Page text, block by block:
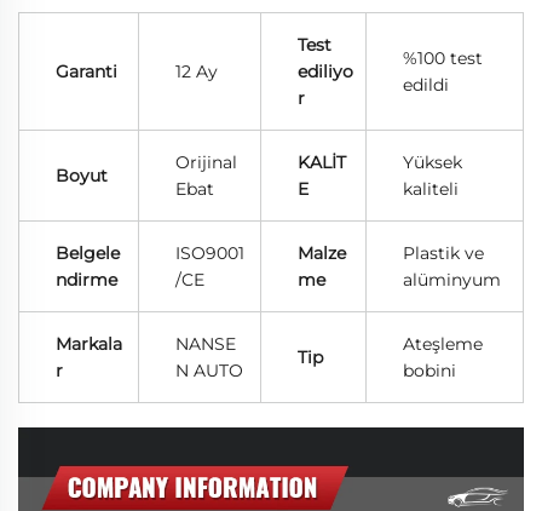
Garanti 12 Ay
Test
ediliyo
r
%100 test
edildi
Boyut
Orijinal
Ebat
KALİT
E
Yüksek
kaliteli
Belgele
ndirme
ISO9001
/CE
Malze
me
Plastik ve
alüminyum
Markala
r
NANSE
N AUTO
Tip
Ateşleme
bobini